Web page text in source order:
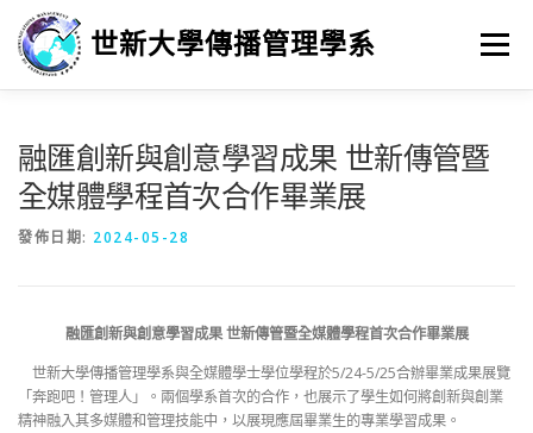
世新大學傳播管理學系 選單
融匯創新與創意學習成果 世新傳管暨
全媒體學程首次合作畢業展
發佈日期: 2024-05-28
融匯創新與創意學習成果 世新傳管暨全媒體學程首次合作畢業展
世新大學傳播管理學系與全媒體學士學位學程於5/24-5/25合辦畢業成果展覽
「奔跑吧！管理人」。兩個學系首次的合作，也展示了學生如何將創新與創業
精神融入其多媒體和管理技能中，以展現應屆畢業生的專業學習成果。